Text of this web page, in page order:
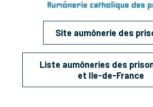
Site aumônerie des
Liste aumôneries des
et Ile-de-France